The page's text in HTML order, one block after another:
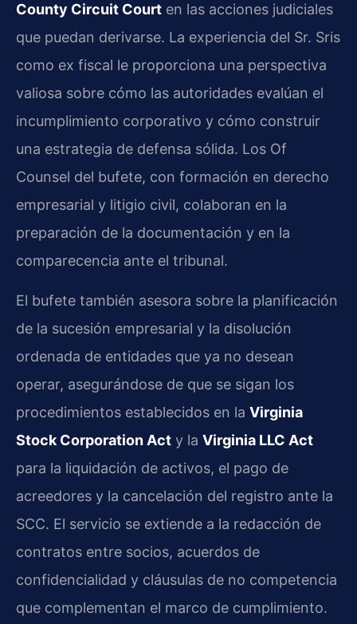
County Circuit Court en las acciones judiciales
que puedan derivarse. La experiencia del Sr. Sris
como ex fiscal le proporciona una perspectiva
valiosa sobre cómo las autoridades evalúan el
incumplimiento corporativo y cómo construir
una estrategia de defensa sólida. Los Of
Counsel del bufete, con formación en derecho
empresarial y litigio civil, colaboran en la
preparación de la documentación y en la
comparecencia ante el tribunal.
El bufete también asesora sobre la planificación
de la sucesión empresarial y la disolución
ordenada de entidades que ya no desean
operar, asegurándose de que se sigan los
procedimientos establecidos en la Virginia
Stock Corporation Act y la Virginia LLC Act
para la liquidación de activos, el pago de
acreedores y la cancelación del registro ante la
SCC. El servicio se extiende a la redacción de
contratos entre socios, acuerdos de
confidencialidad y cláusulas de no competencia
que complementan el marco de cumplimiento.